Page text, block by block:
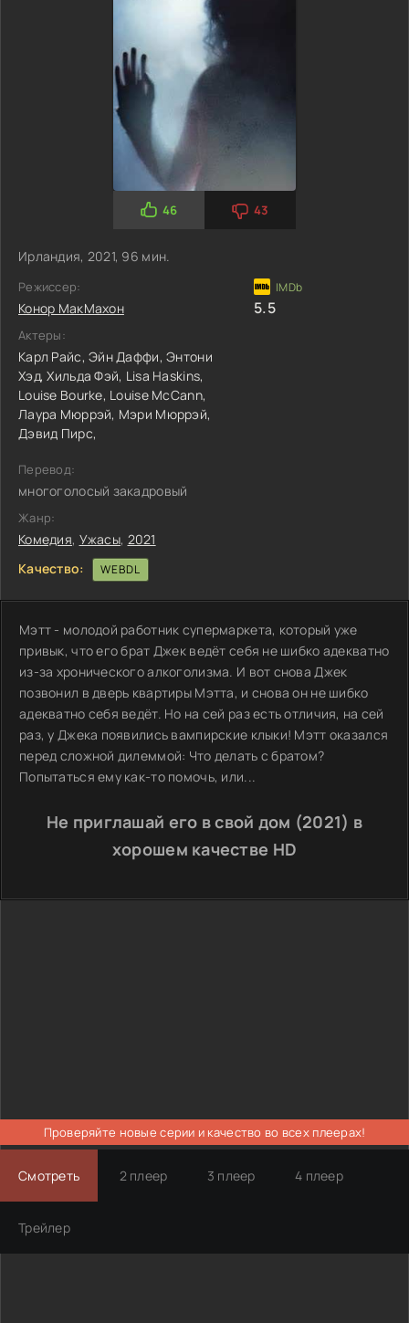
46 43
Ирландия, 2021, 96 мин.
Режиссер:
Конор МакМахон
Актеры:
Карл Райс,Эйн Даффи,Энтони
Хэд,Хильда Фэй, Lisa Haskins,
Louise Bourke, Louise McCann,
Лаура Мюррэй, Мэри Мюррэй,
Дэвид Пирс,
5.5
Перевод:
многоголосый закадровый
Жанр:
Комедия, Ужасы, 2021
Качество:
WEBDL
Мэтт - молодой работник супермаркета, который уже
привык, что его брат Джек ведёт себя не шибко адекватно
из-за хронического алкоголизма. И вот снова Джек
позвонил в дверь квартиры Мэтта, и снова он не шибко
адекватно себя ведёт. Но на сей раз есть отличия, на сей
раз, у Джека появились вампирские клыки! Мэтт оказался
перед сложной дилеммой: Что делать с братом?
Попытаться ему как-то помочь, или...
Не приглашай его в свой дом (2021) в
хорошем качестве HD
Проверяйте новые серии и качество во всех плеерах!
Смотреть 2 плеер 3 плеер 4 плеер
Трейлер